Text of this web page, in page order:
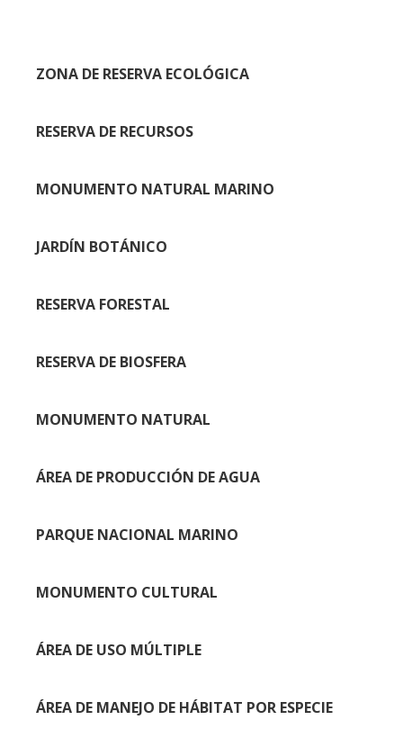
ZONA DE RESERVA ECOLÓGICA
RESERVA DE RECURSOS
MONUMENTO NATURAL MARINO
JARDÍN BOTÁNICO
RESERVA FORESTAL
RESERVA DE BIOSFERA
MONUMENTO NATURAL
ÁREA DE PRODUCCIÓN DE AGUA
PARQUE NACIONAL MARINO
MONUMENTO CULTURAL
ÁREA DE USO MÚLTIPLE
ÁREA DE MANEJO DE HÁBITAT POR ESPECIE